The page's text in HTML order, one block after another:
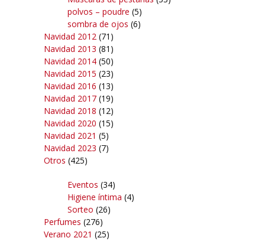
polvos – poudre (5)
sombra de ojos (6)
Navidad 2012 (71)
Navidad 2013 (81)
Navidad 2014 (50)
Navidad 2015 (23)
Navidad 2016 (13)
Navidad 2017 (19)
Navidad 2018 (12)
Navidad 2020 (15)
Navidad 2021 (5)
Navidad 2023 (7)
Otros (425)
Eventos (34)
Higiene íntima (4)
Sorteo (26)
Perfumes (276)
Verano 2021 (25)